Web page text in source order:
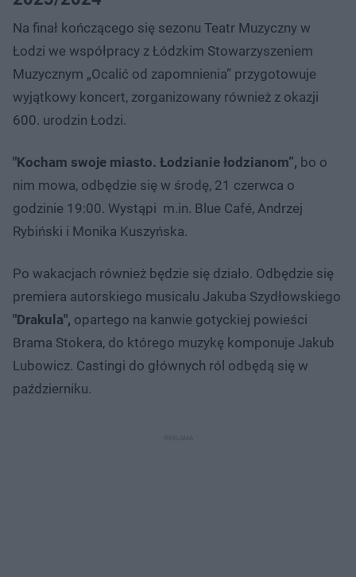
Na finał kończącego się sezonu Teatr Muzyczny w
Łodzi we współpracy z Łódzkim Stowarzyszeniem
Muzycznym „Ocalić od zapomnienia” przygotowuje
wyjątkowy koncert, zorganizowany również z okazji
600. urodzin Łodzi.
"Kocham swoje miasto. Łodzianie łodzianom”, bo o
nim mowa, odbędzie się w środę, 21 czerwca o
godzinie 19:00. Wystąpi m.in. Blue Café, Andrzej
Rybiński i Monika Kuszyńska.
Po wakacjach również będzie się działo. Odbędzie się
premiera autorskiego musicalu Jakuba Szydłowskiego
"Drakula", opartego na kanwie gotyckiej powieści
Brama Stokera, do którego muzykę komponuje Jakub
Lubowicz. Castingi do głównych ról odbędą się w
październiku.